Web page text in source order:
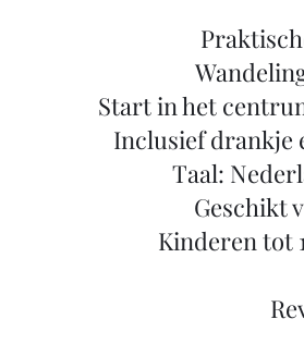
Start in het
Inclusief drankje
Taal:
Geschikt
Kinderen tot